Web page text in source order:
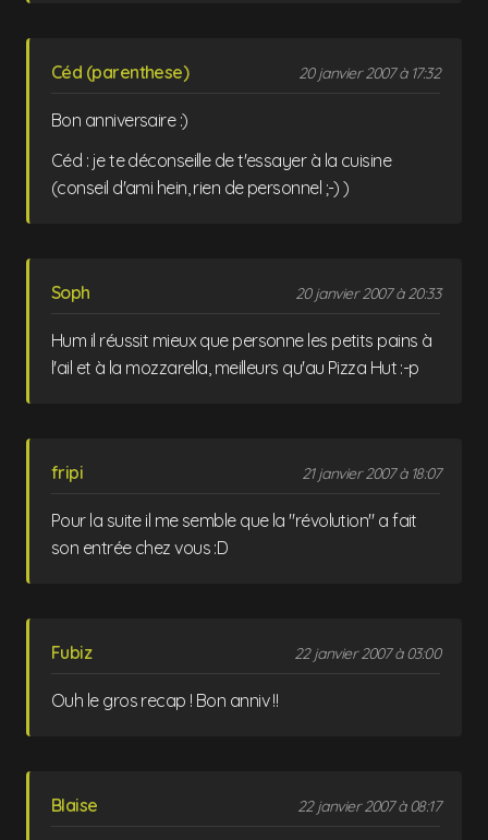
Céd (parenthese) 20 janvier 2007 à 17:32
Bon anniversaire :)
Céd : je te déconseille de t'essayer à la cuisine
(conseil d'ami hein, rien de personnel ;-) )
Soph 20 janvier 2007 à 20:33
Hum il réussit mieux que personne les petits pains à
l'ail et à la mozzarella, meilleurs qu'au Pizza Hut :-p
fripi 21 janvier 2007 à 18:07
Pour la suite il me semble que la "révolution" a fait
son entrée chez vous :D
Fubiz 22 janvier 2007 à 03:00
Ouh le gros recap ! Bon anniv !!
Blaise 22 janvier 2007 à 08:17